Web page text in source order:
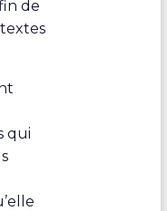
de
qui